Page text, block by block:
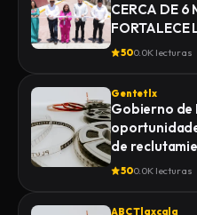
CERCA DE 6
FORTALECE
500.0K lecturas
Gentetlx
Gobierno de
de
industrial
500.0K lecturas
ABC Tlaxcala